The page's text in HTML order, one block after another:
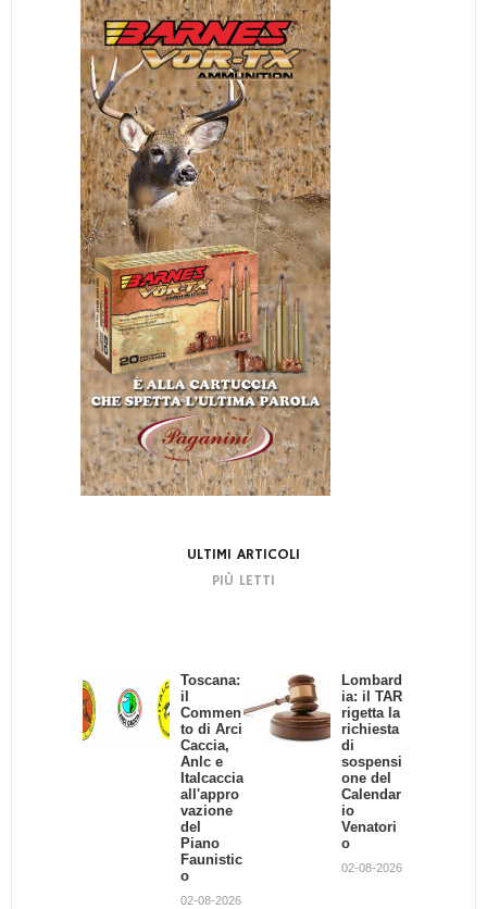
ULTIMI ARTICOLI
PIÙ LETTI
Toscana:
il
Commen
to di Arci
Caccia,
Anlc e
Italcaccia
all'appro
vazione
del
Piano
Faunistic
o
02-08-2026
Lombard
ia: il TAR
rigetta la
richiesta
di
sospensi
one del
Calendar
io
Venatori
o
02-08-2026
INCENDI
O IN UN
CAPANN
O.
MUOION
O 5 CANI
DA
CACCIA
25-07-2016
Muore
per
evitare
un
branco
di
cinghiali
12-08-2019
Provincia di Torino: chi